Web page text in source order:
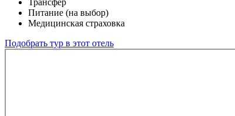
Питание (на выбор)
Медицинская страховка
Подобрать тур в этот отель